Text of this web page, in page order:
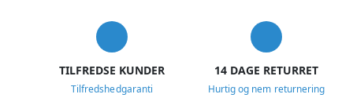
TILFREDSE KUNDER
Tilfredshedgaranti
14 DAGE RETURRET
Hurtig og nem returnering